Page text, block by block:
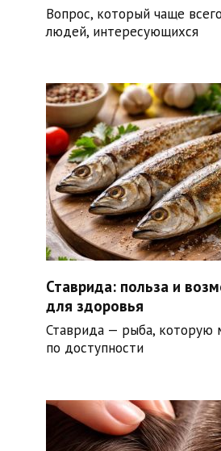
Вопрос, который чаще
людей, интересующихся
Ставрида: польза и
для здоровья
Ставрида — рыба, которую
по доступности